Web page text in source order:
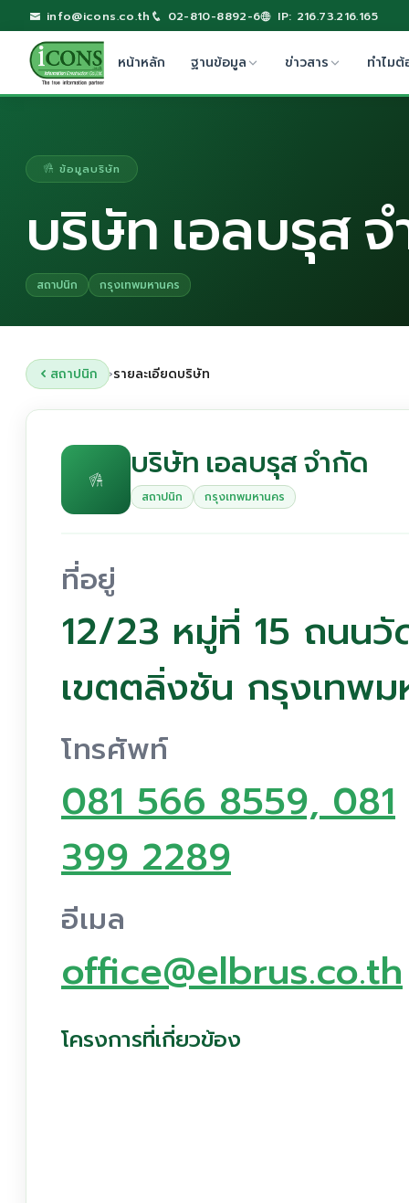
info@icons.co.th 02-810-8892-6 IP: 216.73.216.165
หน้าหลัก ฐานข้อมูล ข่าวสาร ทำไมต้
ข้อมูลบริษัท
บริษัท เอลบรุส
สถาปนิก กรุงเทพมหานคร
สถาปนิก ›รายละเอียดบริษัท
บริษัท เอลบรุส จำกัด
สถาปนิก กรุงเทพมหานคร
ที่อยู่
12/23 หมู่ที่ 15 ถนน
เขตตลิ่งชัน กรุงเทพม
โทรศัพท์
081 566 8559, 081
399 2289
อีเมล
office@elbrus.co.th
โครงการที่เกี่ยวข้อง